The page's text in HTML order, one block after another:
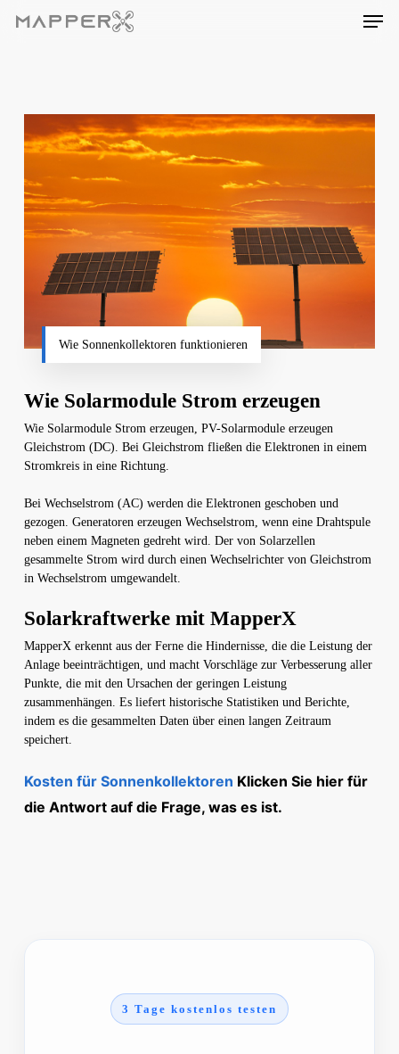
Menu
Wie Sonnenkollektoren funktionieren
Wie Solarmodule Strom erzeugen
Wie Solarmodule Strom erzeugen, PV-Solarmodule erzeugen
Gleichstrom (DC). Bei Gleichstrom fließen die Elektronen in einem
Stromkreis in eine Richtung.
Bei Wechselstrom (AC) werden die Elektronen geschoben und
gezogen. Generatoren erzeugen Wechselstrom, wenn eine Drahtspule
neben einem Magneten gedreht wird. Der von Solarzellen
gesammelte Strom wird durch einen Wechselrichter von Gleichstrom
in Wechselstrom umgewandelt.
Solarkraftwerke mit MapperX
MapperX erkennt aus der Ferne die Hindernisse, die die Leistung der
Anlage beeinträchtigen, und macht Vorschläge zur Verbesserung aller
Punkte, die mit den Ursachen der geringen Leistung
zusammenhängen. Es liefert historische Statistiken und Berichte,
indem es die gesammelten Daten über einen langen Zeitraum
speichert.
Kosten für Sonnenkollektoren Klicken Sie hier für
die Antwort auf die Frage, was es ist.
3 Tage kostenlos testen